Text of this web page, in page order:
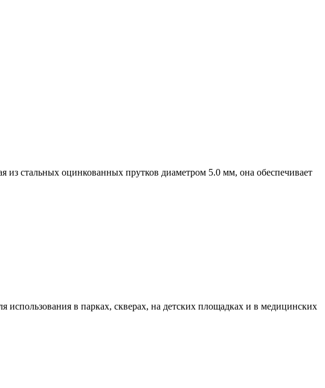
стальных оцинкованных прутков диаметром 5.0 мм, она обеспечивает
в парках, скверах, на детских площадках и в медицинских